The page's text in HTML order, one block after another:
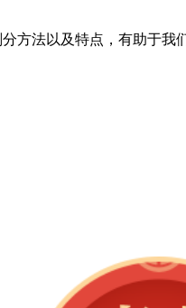
法以及特点，有助于我